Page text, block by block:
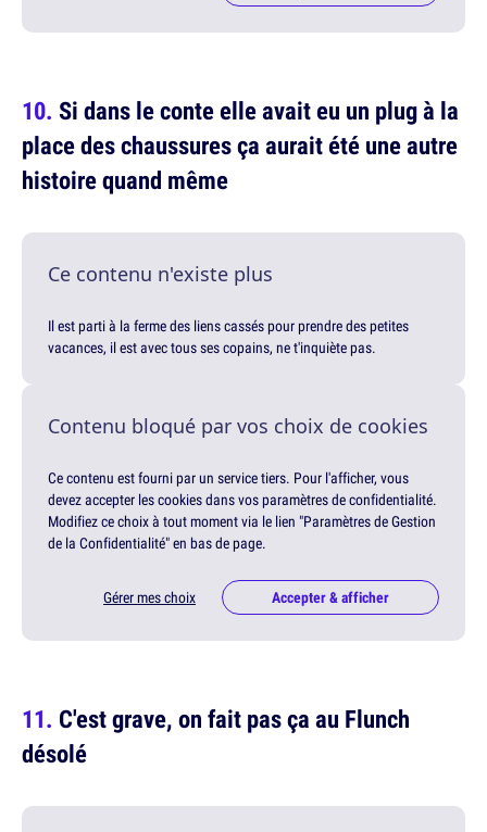
Si dans le conte elle avait eu un plug à la
place des chaussures ça aurait été une autre
histoire quand même
Ce contenu n'existe plus
Il est parti à la ferme des liens cassés pour prendre des petites
vacances, il est avec tous ses copains, ne t'inquiète pas.
Contenu bloqué par vos choix de cookies
Ce contenu est fourni par un service tiers. Pour l'afficher, vous
devez accepter les cookies dans vos paramètres de confidentialité.
Modifiez ce choix à tout moment via le lien "Paramètres de Gestion
de la Confidentialité" en bas de page.
Gérer mes choix Accepter & afficher
C'est grave, on fait pas ça au Flunch
désolé